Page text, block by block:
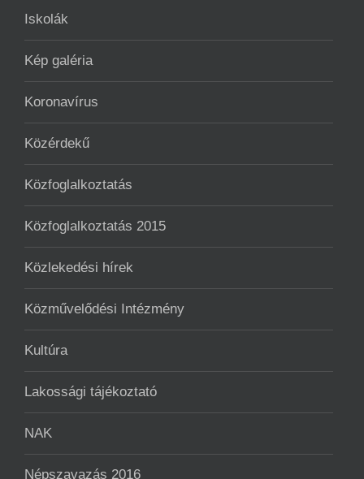
Iskolák
Kép galéria
Koronavírus
Közérdekű
Közfoglalkoztatás
Közfoglalkoztatás 2015
Közlekedési hírek
Közművelődési Intézmény
Kultúra
Lakossági tájékoztató
NAK
Népszavazás 2016